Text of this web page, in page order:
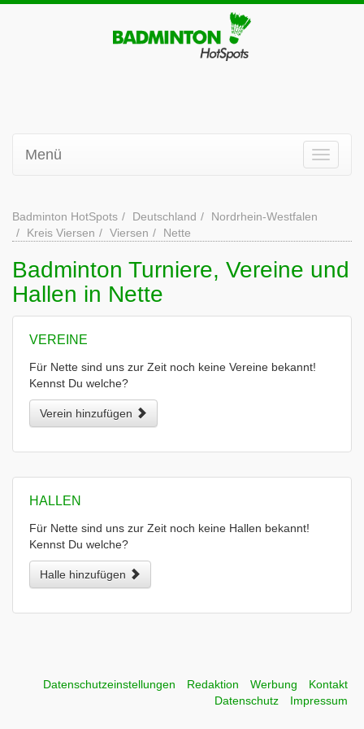
Menü
Badminton HotSpots Deutschland
Nordrhein-Westfalen
Kreis Viersen
Viersen Nette
Badminton Turniere, Vereine und
Hallen in Nette
VEREINE
Für Nette sind uns zur Zeit noch keine Vereine bekannt!
Kennst Du welche?
Verein hinzufügen
HALLEN
Für Nette sind uns zur Zeit noch keine Hallen bekannt!
Kennst Du welche?
Halle hinzufügen
Datenschutzeinstellungen Redaktion Werbung
Kontakt
Datenschutz
Impressum